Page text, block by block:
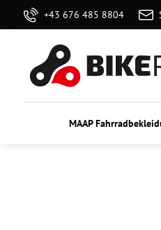
+43 676 485 8804
MAAP